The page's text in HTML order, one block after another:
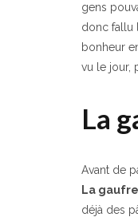
gens
donc fallu
bonheur
vu le jour,
La
Avant de
La
déjà des